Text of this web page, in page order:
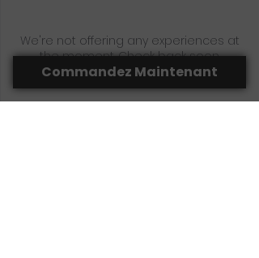
We're not offering any experiences at
the moment. Check back soon.
Commandez Maintenant